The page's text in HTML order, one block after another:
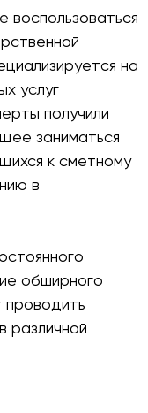
воспользоваться
на
услуг
получили
заниматься
к сметному
в
обширного
проводить
различной